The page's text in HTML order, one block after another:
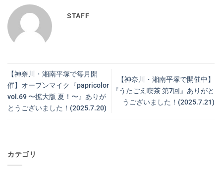
STAFF
【神奈川・湘南平塚で毎月開
催】オープンマイク『papricolor
vol.69 〜拡大版 夏！〜』ありが
とうございました！(2025.7.20)
【神奈川・湘南平塚で開催中】
『うたごえ喫茶 第7回』ありがと
うございました！(2025.7.21)
カテゴリ